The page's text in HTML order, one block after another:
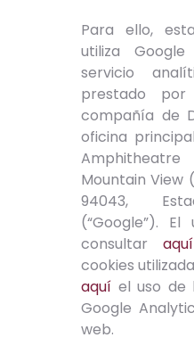
Para ello,
utiliza
servicio
prestado por
compañía de
oficina
Mountain View
94043,
(“Google”). El
consultar aquí
cookies
aquí el uso de
Google
web.